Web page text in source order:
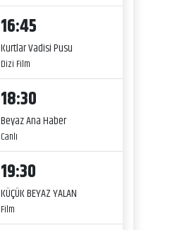
16:45
Kurtlar Vadisi Pusu
Dizi Film
18:30
Beyaz Ana Haber
Canlı
19:30
KÜÇÜK BEYAZ YALAN
Film